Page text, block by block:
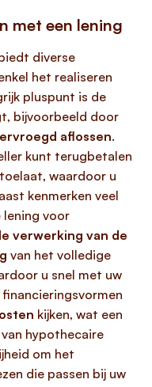
met een lening
diverse
het realiseren
pluspunt is de
bijvoorbeeld door
aflossen.
kunt terugbetalen
waardoor u
kenmerken veel
lening voor
verwerking van de
van het volledige
u snel met uw
kijken, wat een
hypothecaire
om het
die passen bij uw